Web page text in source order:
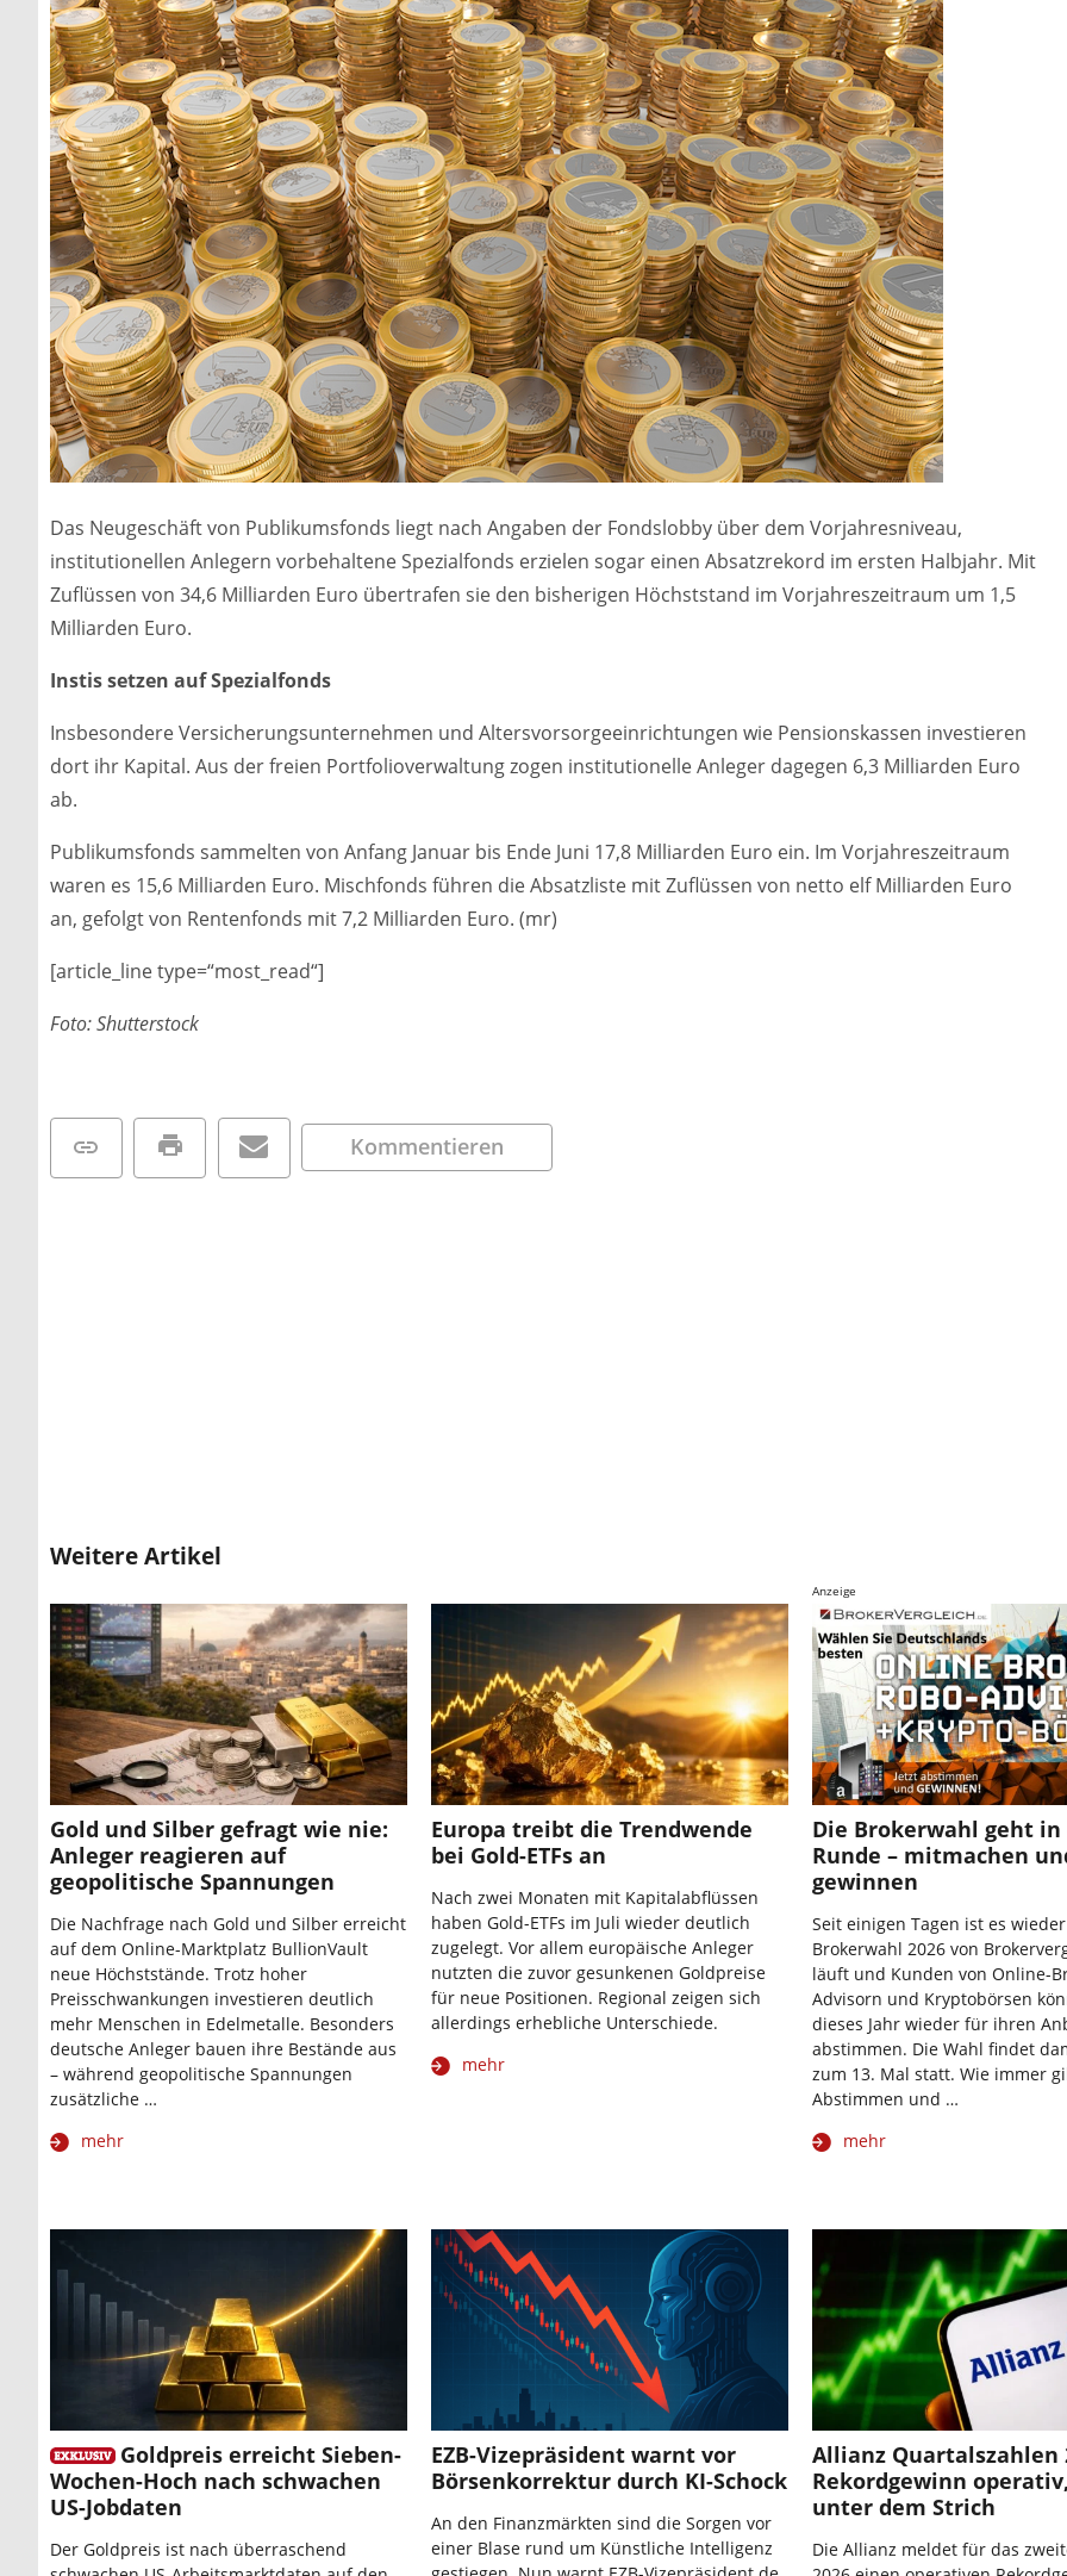
Das Neugeschäft von Publikumsfonds liegt nach Angaben der Fondslobby über dem Vorjahresniveau,
institutionellen Anlegern vorbehaltene Spezialfonds erzielen sogar einen Absatzrekord im ersten Halbjahr. Mit
Zuflüssen von 34,6 Milliarden Euro übertrafen sie den bisherigen Höchststand im Vorjahreszeitraum um 1,5
Milliarden Euro.
Instis setzen auf Spezialfonds
Insbesondere Versicherungsunternehmen und Altersvorsorgeeinrichtungen wie Pensionskassen investieren
dort ihr Kapital. Aus der freien Portfolioverwaltung zogen institutionelle Anleger dagegen 6,3 Milliarden Euro
ab.
Publikumsfonds sammelten von Anfang Januar bis Ende Juni 17,8 Milliarden Euro ein. Im Vorjahreszeitraum
waren es 15,6 Milliarden Euro. Mischfonds führen die Absatzliste mit Zuflüssen von netto elf Milliarden Euro
an, gefolgt von Rentenfonds mit 7,2 Milliarden Euro. (mr)
[article_line type=“most_read“]
Foto: Shutterstock
Kommentieren
Weitere Artikel
Gold und Silber gefragt wie nie:
Anleger reagieren auf
geopolitische Spannungen
Die Nachfrage nach Gold und Silber erreicht
auf dem Online-Marktplatz BullionVault
neue Höchststände. Trotz hoher
Preisschwankungen investieren deutlich
mehr Menschen in Edelmetalle. Besonders
deutsche Anleger bauen ihre Bestände aus
– während geopolitische Spannungen
zusätzliche …
mehr
Europa treibt die Trendwende
bei Gold-ETFs an
Nach zwei Monaten mit Kapitalabflüssen
haben Gold-ETFs im Juli wieder deutlich
zugelegt. Vor allem europäische Anleger
nutzten die zuvor gesunkenen Goldpreise
für neue Positionen. Regional zeigen sich
allerdings erhebliche Unterschiede.
mehr
Anzeige
Die Brokerwahl geht in
Runde – mitmachen
gewinnen
Seit einigen Tagen ist es
Brokerwahl 2026 von
läuft und Kunden von Online-
Advisorn und Kryptobörsen
dieses Jahr wieder für ihren
abstimmen. Die Wahl findet
zum 13. Mal statt. Wie immer
Abstimmen und …
mehr
Goldpreis erreicht Sieben-
Wochen-Hoch nach schwachen
US-Jobdaten
Der Goldpreis ist nach überraschend
EZB-Vizepräsident warnt vor
Börsenkorrektur durch KI-Schock
An den Finanzmärkten sind die Sorgen vor
einer Blase rund um Künstliche Intelligenz
Allianz Quartalszahlen
Rekordgewinn
unter dem Strich
Die Allianz meldet für das